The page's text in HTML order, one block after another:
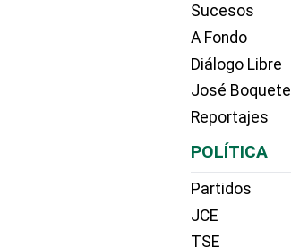
Sucesos
A Fondo
Diálogo Libre
José Boquete
Reportajes
POLÍTICA
Partidos
JCE
TSE